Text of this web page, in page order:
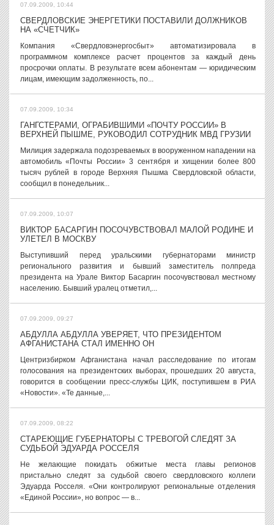
07.09.2009, 10:44
СВЕРДЛОВСКИЕ ЭНЕРГЕТИКИ ПОСТАВИЛИ ДОЛЖНИКОВ
НА «СЧЕТЧИК»
Компания «Свердловэнергосбыт» автоматизировала в
программном комплексе расчет процентов за каждый день
просрочки оплаты. В результате всем абонентам — юридическим
лицам, имеющим задолженность, по...
07.09.2009, 10:34
ГАНГСТЕРАМИ, ОГРАБИВШИМИ «ПОЧТУ РОССИИ» В
ВЕРХНЕЙ ПЫШМЕ, РУКОВОДИЛ СОТРУДНИК МВД ГРУЗИИ
Милиция задержала подозреваемых в вооруженном нападении на
автомобиль «Почты России» 3 сентября и хищении более 800
тысяч рублей в городе Верхняя Пышма Свердловской области,
сообщил в понедельник...
07.09.2009, 10:07
ВИКТОР БАСАРГИН ПОСОЧУВСТВОВАЛ МАЛОЙ РОДИНЕ И
УЛЕТЕЛ В МОСКВУ
Выступивший перед уральскими губернаторами министр
регионального развития и бывший заместитель полпреда
президента на Урале Виктор Басаргин посочувствовал местному
населению. Бывший уралец отметил,...
07.09.2009, 09:27
АБДУЛЛА АБДУЛЛА УВЕРЯЕТ, ЧТО ПРЕЗИДЕНТОМ
АФГАНИСТАНА СТАЛ ИМЕННО ОН
Центризбирком Афганистана начал расследование по итогам
голосования на президентских выборах, прошедших 20 августа,
говорится в сообщении пресс-службы ЦИК, поступившем в РИА
«Новости». «Те данные,...
07.09.2009, 08:22
СТАРЕЮЩИЕ ГУБЕРНАТОРЫ С ТРЕВОГОЙ СЛЕДЯТ ЗА
СУДЬБОЙ ЭДУАРДА РОССЕЛЯ
Не желающие покидать обжитые места главы регионов
пристально следят за судьбой своего свердловского коллеги
Эдуарда Росселя. «Они контролируют региональные отделения
«Единой России», но вопрос — в...